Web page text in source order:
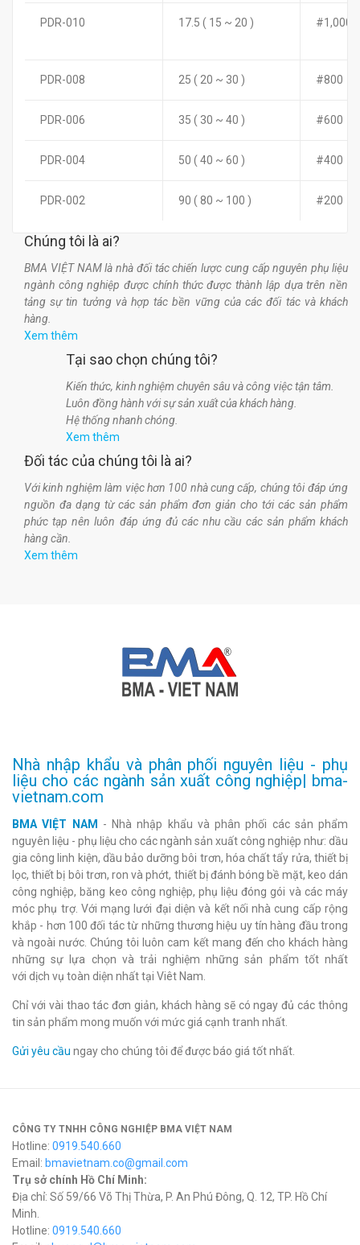
PDR-010 17.5 ( 15 ~ 20 ) #1,000
PDR-008 25 ( 20 ~ 30 ) #800
PDR-006 35 ( 30 ~ 40 ) #600
PDR-004 50 ( 40 ~ 60 ) #400
PDR-002 90 ( 80 ~ 100 ) #200
Chúng tôi là ai?
BMA VIỆT NAM là nhà đối tác chiến lược cung cấp nguyên phụ liệu
ngành công nghiệp được chính thức được thành lập dựa trên nền
tảng sự tin tưởng và hợp tác bền vững của các đối tác và khách
hàng.
Xem thêm
Tại sao chọn chúng tôi?
Kiến thức, kinh nghiệm chuyên sâu và công việc tận tâm.
Luôn đồng hành với sự sản xuất của khách hàng.
Hệ thống nhanh chóng.
Xem thêm
Đối tác của chúng tôi là ai?
Với kinh nghiệm làm việc hơn 100 nhà cung cấp, chúng tôi đáp ứng
nguồn đa dạng từ các sản phẩm đơn giản cho tới các sản phẩm
phức tạp nên luôn đáp ứng đủ các nhu cầu các sản phẩm khách
hàng cần.
Xem thêm
Nhà nhập khẩu và phân phối nguyên liệu - phụ
liệu cho các ngành sản xuất công nghiệp| bma-
vietnam.com
BMA VIỆT NAM
- Nhà nhập khẩu và phân phối các sản phẩm
nguyên liệu - phụ liệu cho các ngành sản xuất công nghiệp như: dầu
gia công linh kiện, dầu bảo dưỡng bôi trơn, hóa chất tẩy rửa, thiết bị
lọc, thiết bị bôi trơn, ron và phớt, thiết bị đánh bóng bề mặt, keo dán
công nghiệp, băng keo công nghiệp, phụ liệu đóng gói và các máy
móc phụ trợ. Với mạng lưới đại diện và kết nối nhà cung cấp rộng
khắp - hơn 100 đối tác từ những thương hiệu uy tín hàng đầu trong
và ngoài nước. Chúng tôi luôn cam kết mang đến cho khách hàng
những sự lựa chọn và trải nghiệm những sản phẩm tốt nhất
với dịch vụ toàn diện nhất tại Viêt Nam.
Chỉ với vài thao tác đơn giản, khách hàng sẽ có ngay đủ các thông
tin sản phẩm mong muốn với mức giá cạnh tranh nhất.
Gửi yêu cầu ngay cho chúng tôi để được báo giá tốt nhất.
CÔNG TY TNHH CÔNG NGHIỆP BMA VIỆT NAM
Hotline: 0919.540.660
Email: bmavietnam.co@gmail.com
Trụ sở chính Hồ Chí Minh:
Địa chỉ: Số 59/66 Võ Thị Thừa, P. An Phú Đông, Q. 12, TP. Hồ Chí
Minh.
Hotline: 0919.540.660